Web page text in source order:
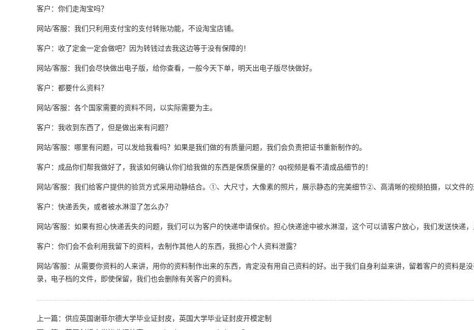
客户：你们走淘宝吗？
网站/客服：我们只利用支付宝的支付转账功能，不设淘宝店铺。
客户：收了定金一定会做吧？因为转钱过去我这边等于没有保障的！
网站/客服：我们会尽快做出电子版，给你查看，一般今天下单，明天出电子版尽快做好。
客户：都要什么资料？
网站/客服：各个国家需要的资料不同，以实际需要为主。
客户：我收到东西了，但是做出来有问题？
网站/客服：哪里有问题，可以发给我看吗？如果是我们做的有质量问题，我们会负责把证书重新制作的。
客户：成品你们帮我做好了，我该如何确认你们给我做的东西是保质保量的？qq视频是看不清成品细节的！
网站/客服：我们给客户提供的验货方式采用动静结合。①、大尺寸，大像素的照片，展示静态的完美细节②、高清晰的视频拍摄，以文件的
客户：快递丢失，或者被水淋湿了怎么办？
网站/客服：如果有担心快递丢失的问题，我们可以为客户的快递申请保价。担心快递途中被水淋湿，这个可以请客户放心，我们发送快递
客户：你们会不会利用我留下的资料，去制作其他人的东西，我担心个人资料泄露？
网站/客服：从需要你资料的人来讲，用你的资料制作出来的东西，肯定没有用自己资料的好。出于我们自身利益来讲，留着客户的资料是
录，电子档的文件，即使保留，我们也会删除有关客户的资料。
上一篇：供应英国谢菲尔德大学毕业证封皮，英国大学毕业证封皮开模定制